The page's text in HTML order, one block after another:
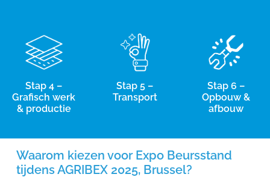
Stap 4 –
Grafisch werk
& productie
Stap 5 –
Transport
Stap 6 –
Opbouw &
afbouw
Waarom kiezen voor Expo Beursstand
tijdens AGRIBEX 2025, Brussel?